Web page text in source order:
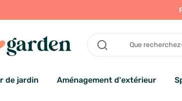
de jardin Aménagement d'extérieur